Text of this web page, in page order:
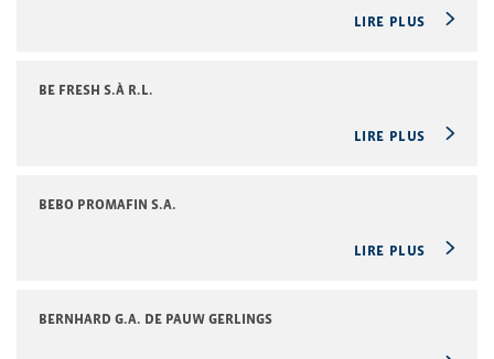
LIRE PLUS
BE FRESH S.À R.L.
LIRE PLUS
BEBO PROMAFIN S.A.
LIRE PLUS
BERNHARD G.A. DE PAUW GERLINGS